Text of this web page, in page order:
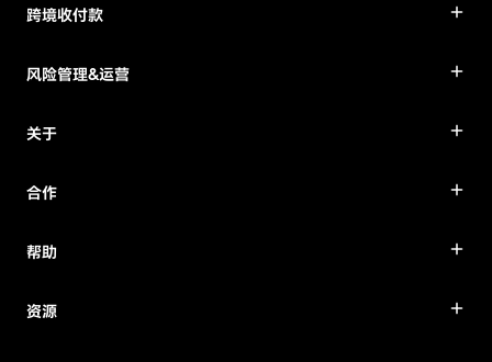
跨境收付款
风险管理&运营
关于
合作
帮助
资源